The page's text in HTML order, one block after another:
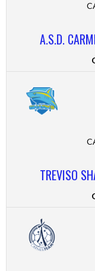
A.S.D.
TREVISO